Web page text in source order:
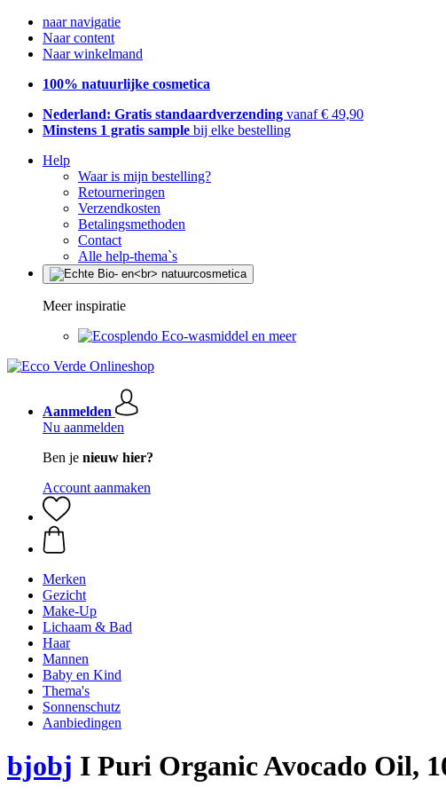
naar navigatie
Naar content
Naar winkelmand
100% natuurlijke cosmetica
Nederland: Gratis standaardverzending vanaf € 49,90
Minstens 1 gratis sample bij elke bestelling
Help
Waar is mijn bestelling?
Retourneringen
Verzendkosten
Betalingsmethoden
Contact
Alle help-thema`s
Meer inspiratie
Eco-wasmiddel en meer
Aanmelden
Nu aanmelden
Ben je nieuw hier?
Account aanmaken
Merken
Gezicht
Make-Up
Lichaam & Bad
Haar
Mannen
Baby en Kind
Thema's
Sonnenschutz
Aanbiedingen
bjobj I Puri Organic Avocado Oil,